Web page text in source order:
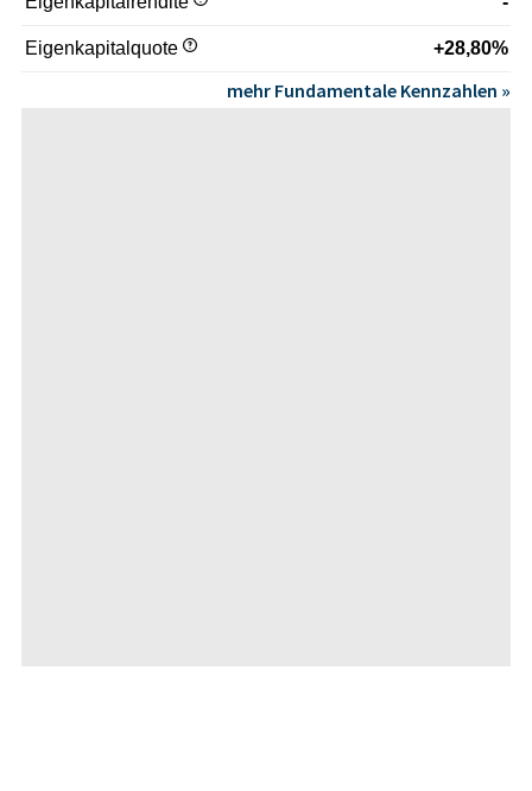
Eigenkapitalquote +28,80%
mehr Fundamentale Kennzahlen »